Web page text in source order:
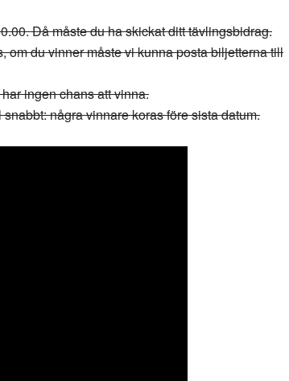
Då måste du ha skickat ditt tävlingsbidrag.
om du vinner måste vi kunna posta biljetterna till
ingen chans att vinna.
några vinnare koras före sista datum.